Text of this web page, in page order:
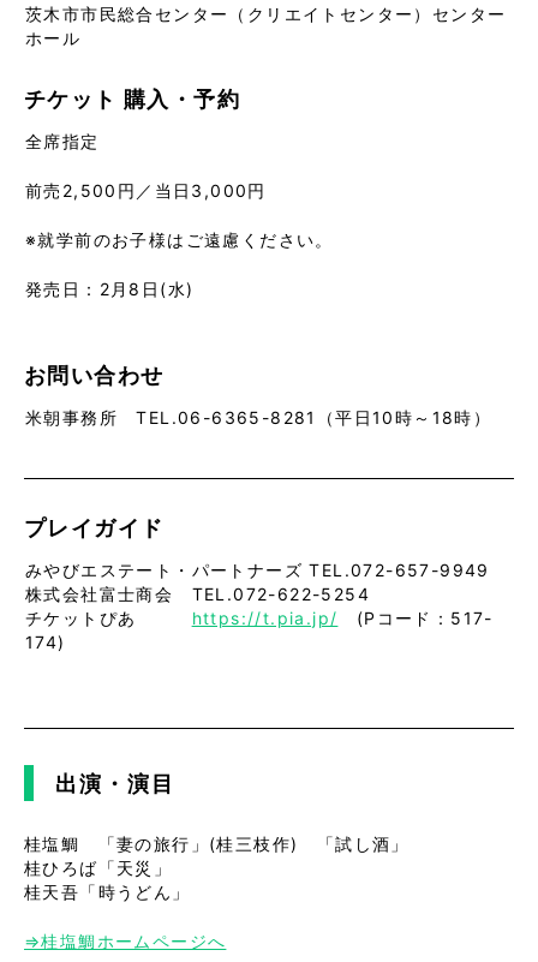
茨木市市民総合センター（クリエイトセンター）センター
ホール
チケット 購入・予約
全席指定
前売2,500円／当日3,000円
※就学前のお子様はご遠慮ください。
発売日：2月8日(水)
お問い合わせ
米朝事務所 TEL.06-6365-8281（平日10時～18時）
プレイガイド
みやびエステート・パートナーズ TEL.072-657-9949
株式会社富士商会 TEL.072-622-5254
チケットぴあ https://t.pia.jp/ (Pコード：517-
174)
出演・演目
桂塩鯛
「妻の旅行」(桂三枝作) 「試し酒」
桂ひろば「天災」
桂天吾「時うどん」
⇒桂塩鯛ホームページへ